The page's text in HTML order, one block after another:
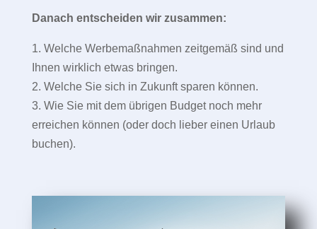
Danach entscheiden wir zusammen:
1. Welche Werbemaßnahmen zeitgemäß sind und
Ihnen wirklich etwas bringen.
2. Welche Sie sich in Zukunft sparen können.
3. Wie Sie mit dem übrigen Budget noch mehr
erreichen können (oder doch lieber einen Urlaub
buchen).